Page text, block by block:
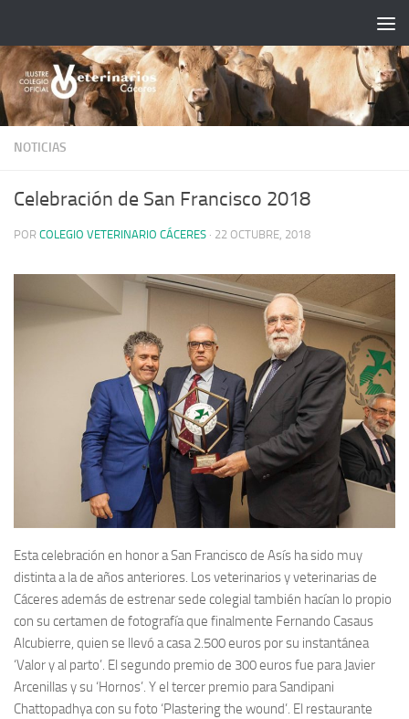
NOTICIAS
Celebración de San Francisco 2018
POR COLEGIO VETERINARIO CÁCERES · 22 OCTUBRE, 2018
Esta celebración en honor a San Francisco de Asís ha sido muy
distinta a la de años anteriores. Los veterinarios y veterinarias de
Cáceres además de estrenar sede colegial también hacían lo propio
con su certamen de fotografía que finalmente Fernando Casaus
Alcubierre, quien se llevó a casa 2.500 euros por su instantánea
‘Valor y al parto’. El segundo premio de 300 euros fue para Javier
Arcenillas y su ‘Hornos’. Y el tercer premio para Sandipani
Chattopadhya con su foto ‘Plastering the wound’. El restaurante